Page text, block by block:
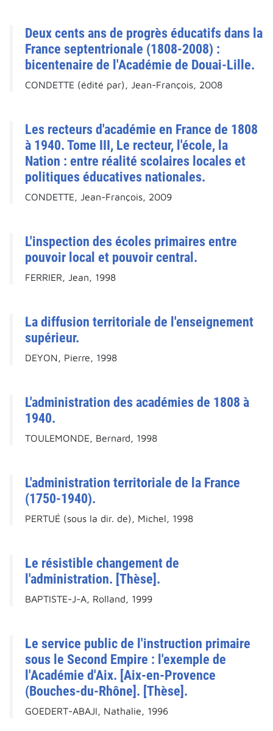
Deux cents ans de progrès éducatifs dans la
France septentrionale (1808-2008) :
bicentenaire de l'Académie de Douai-Lille.
CONDETTE (édité par), Jean-François, 2008
Les recteurs d'académie en France de 1808
à 1940. Tome III, Le recteur, l'école, la
Nation : entre réalité scolaires locales et
politiques éducatives nationales.
CONDETTE, Jean-François, 2009
L'inspection des écoles primaires entre
pouvoir local et pouvoir central.
FERRIER, Jean, 1998
La diffusion territoriale de l'enseignement
supérieur.
DEYON, Pierre, 1998
L'administration des académies de 1808 à
1940.
TOULEMONDE, Bernard, 1998
L'administration territoriale de la France
(1750-1940).
PERTUÉ (sous la dir. de), Michel, 1998
Le résistible changement de
l'administration. [Thèse].
BAPTISTE-J-A, Rolland, 1999
Le service public de l'instruction primaire
sous le Second Empire : l'exemple de
l'Académie d'Aix. [Aix-en-Provence
(Bouches-du-Rhône]. [Thèse].
GOEDERT-ABAJI, Nathalie, 1996